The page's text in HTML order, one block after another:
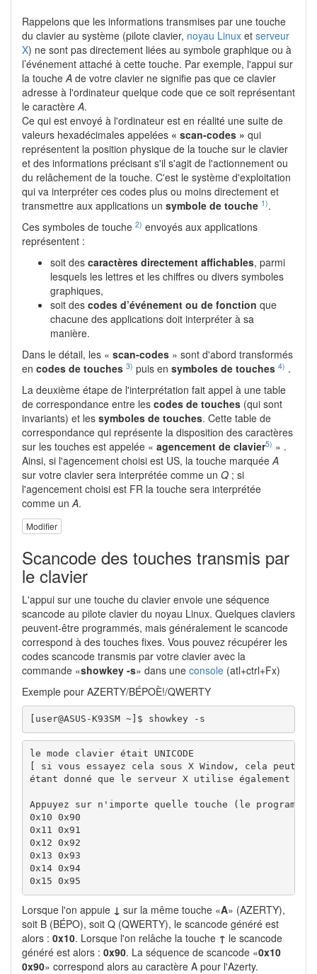
Rappelons que les informations transmises par une touche
du clavier au système (pilote clavier, noyau Linux et serveur
X) ne sont pas directement liées au symbole graphique ou à
l’événement attaché à cette touche. Par exemple, l'appui sur
la toucheA de votre clavier ne signifie pas que ce clavier
adresse à l'ordinateur quelque code que ce soit représentant
le caractèreA.
Ce qui est envoyé à l'ordinateur est en réalité une suite de
valeurs hexadécimales appelées « scan-codes » qui
représentent la position physique de la touche sur le clavier
et des informations précisant s'il s'agit de l'actionnement ou
du relâchement de la touche. C'est le système d'exploitation
qui va interpréter ces codes plus ou moins directement et
transmettre aux applications un symbole de touche 1).
Ces symboles de touche 2) envoyés aux applications
représentent :
soit des caractères directement affichables, parmi
lesquels les lettres et les chiffres ou divers symboles
graphiques,
soit des codes d’événement ou de fonction que
chacune des applications doit interpréter à sa
manière.
Dans le détail, les « scan-codes » sont d'abord transformés
en codes de touches 3) puis en symboles de touches 4) .
La deuxième étape de l'interprétation fait appel à une table
de correspondance entre les codes de touches (qui sont
invariants) et les symboles de touches. Cette table de
correspondance qui représente la disposition des caractères
sur les touches est appelée « agencement de clavier5) » .
Ainsi, si l'agencement choisi est US, la touche marquéeA
sur votre clavier sera interprétée comme un Q ; si
l'agencement choisi est FR la touche sera interprétée
comme unA.
Modifier
Scancode des touches transmis par
le clavier
L'appui sur une touche du clavier envoie une séquence
scancode au pilote clavier du noyau Linux. Quelques claviers
peuvent-être programmés, mais généralement le scancode
correspond à des touches fixes. Vous pouvez récupérer les
codes scancode transmis par votre clavier avec la
commande «showkey -s» dans une console (atl+ctrl+Fx)
Exemple pour AZERTY/BÉPOÈ!/QWERTY
[user@ASUS-K93SM ~]$ showkey -s
le mode clavier était UNICODE
[ si vous essayez cela sous X Window, cela peut
étant donné que le serveur X utilise également /
Appuyez sur n'importe quelle touche (le
0x10 0x90
0x11 0x91
0x12 0x92
0x13 0x93
0x14 0x94
0x15 0x95
Lorsque l'on appuie ↓ sur la même touche «A» (AZERTY),
soit B (BÉPO), soit Q (QWERTY), le scancode généré est
alors : 0x10. Lorsque l'on relâche la touche ↑ le scancode
généré est alors : 0x90. La séquence de scancode «0x10
0x90» correspond alors au caractère A pour l'Azerty.